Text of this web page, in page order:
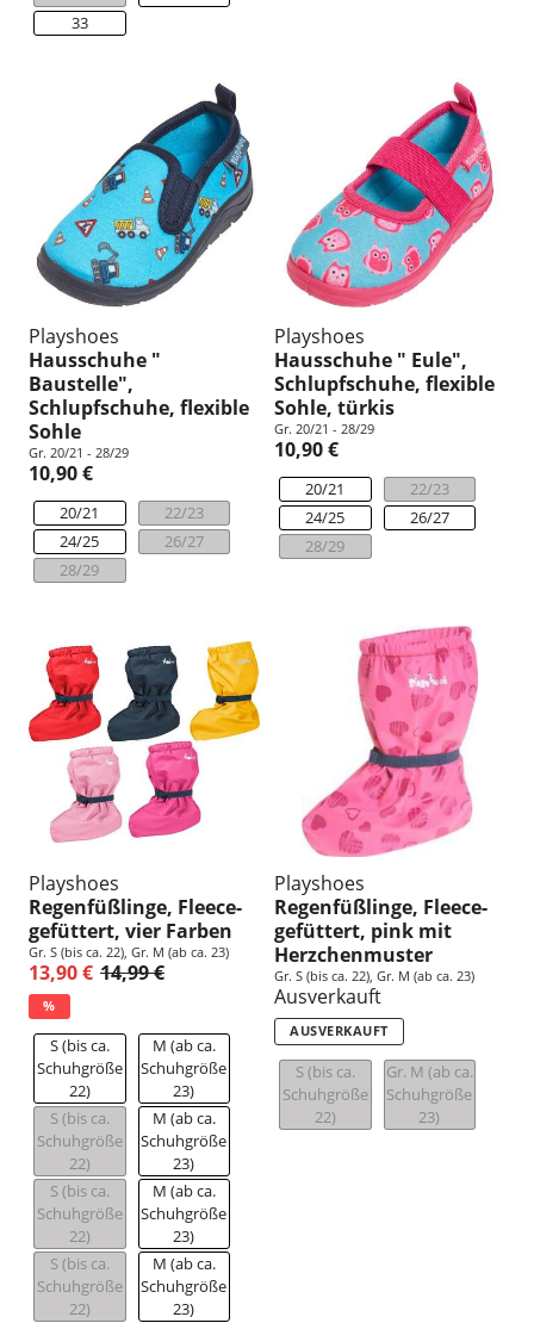
33
Playshoes
Hausschuhe "
Baustelle",
Schlupfschuhe, flexible
Sohle
Gr. 20/21 - 28/29
10,90 €
20/21
22/23
24/25
26/27
28/29
Playshoes
Hausschuhe " Eule",
Schlupfschuhe, flexible
Sohle, türkis
Gr. 20/21 - 28/29
10,90 €
20/21
22/23
24/25
26/27
28/29
Playshoes
Regenfüßlinge, Fleece-
gefüttert, vier Farben
Gr. S (bis ca. 22), Gr. M (ab ca. 23)
13,90 € 14,99 €
%
S (bis ca.
Schuhgröße
22)
M (ab ca.
Schuhgröße
23)
S (bis ca.
Schuhgröße
22)
M (ab ca.
Schuhgröße
23)
S (bis ca.
Schuhgröße
22)
M (ab ca.
Schuhgröße
23)
S (bis ca.
Schuhgröße
22)
M (ab ca.
Schuhgröße
23)
Playshoes
Regenfüßlinge, Fleece-
gefüttert, pink mit
Herzchenmuster
Gr. S (bis ca. 22), Gr. M (ab ca. 23)
Ausverkauft
AUSVERKAUFT
S (bis ca.
Schuhgröße
22)
Gr. M (ab ca.
Schuhgröße
23)